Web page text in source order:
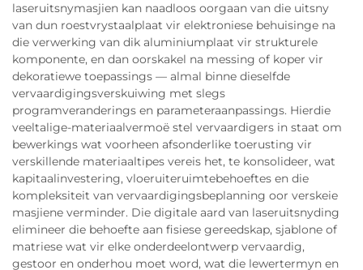
laseruitsnymasjien kan naadloos oorgaan van die uitsny
van dun roestvrystaalplaat vir elektroniese behuisinge na
die verwerking van dik aluminiumplaat vir strukturele
komponente, en dan oorskakel na messing of koper vir
dekoratiewe toepassings — almal binne dieselfde
vervaardigingsverskuiwing met slegs
programveranderings en parameteraanpassings. Hierdie
veeltalige-materiaalvermoë stel vervaardigers in staat om
bewerkings wat voorheen afsonderlike toerusting vir
verskillende materiaaltipes vereis het, te konsolideer, wat
kapitaalinvestering, vloeruiteruimtebehoeftes en die
kompleksiteit van vervaardigingsbeplanning oor verskeie
masjiene verminder. Die digitale aard van laseruitsnyding
elimineer die behoefte aan fisiese gereedskap, sjablone of
matriese wat vir elke onderdeelontwerp vervaardig,
gestoor en onderhou moet word, wat die lewertermyn en